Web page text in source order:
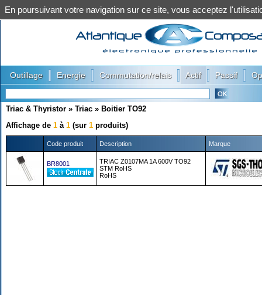
Outillage Energie Commutation/relais Actif Passif
Triac & Thyristor » Triac » Boitier TO92
Affichage de 1 à 1 (sur 1 produits)
Code produit Description Marque
BR8001
TRIAC Z0107MA 1A 600V TO92
STM RoHS
RoHS
En poursuivant votre navigation sur ce site, vous acceptez